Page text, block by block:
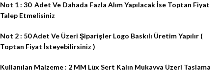
Not 1 : 30 Adet Ve Dahada Fazla Alım Yapılacak İse Toptan Fiyat
Talep Etmelisiniz
Not 2 : 50 Adet Ve Üzeri Şiparişler Logo Baskılı Üretim Yapılır (
Toptan Fiyat İsteyebilirsiniz )
Kullanılan Malzeme : 2 MM Lüx Sert Kalın Mukavva Üzeri Taslama